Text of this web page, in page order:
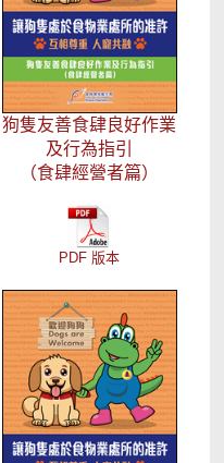
狗隻友善食肆良好作業
及行為指引
（食肆經營者篇）
PDF 版本